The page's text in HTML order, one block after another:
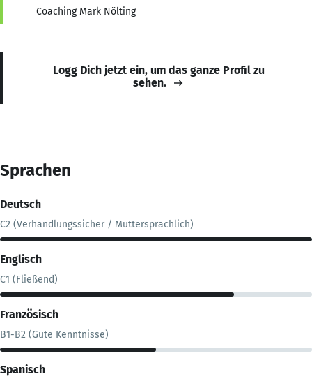
Coaching Mark Nölting
Logg Dich jetzt ein, um das ganze Profil zu
sehen.
Sprachen
Deutsch
C2 (Verhandlungssicher / Muttersprachlich)
Englisch
C1 (Fließend)
Französisch
B1-B2 (Gute Kenntnisse)
Spanisch